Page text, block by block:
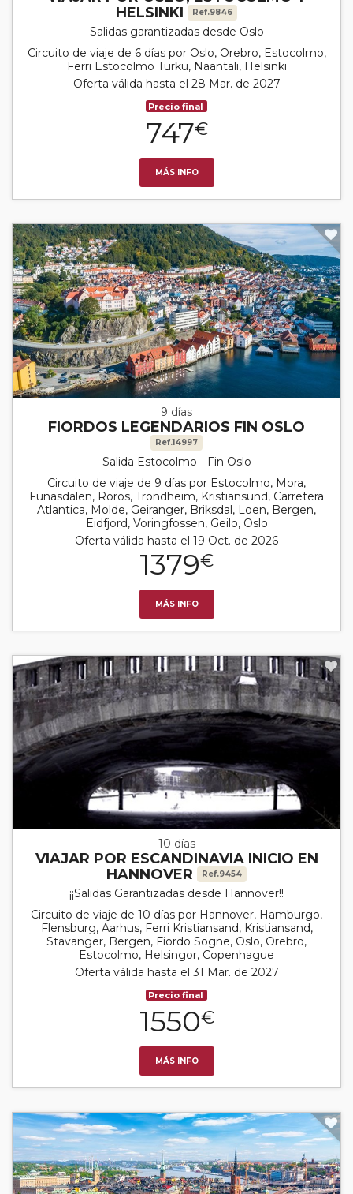
HELSINKI
Ref.9846
Salidas garantizadas desde Oslo
Circuito de viaje de 6 días por Oslo, Orebro, Estocolmo,
Ferri Estocolmo Turku, Naantali, Helsinki
Oferta válida hasta el 28 Mar. de 2027
Precio final
747€
MÁS INFO
9 días
FIORDOS LEGENDARIOS FIN OSLO
Ref.14997
Salida Estocolmo - Fin Oslo
Circuito de viaje de 9 días por Estocolmo, Mora,
Funasdalen, Roros, Trondheim, Kristiansund, Carretera
Atlantica, Molde, Geiranger, Briksdal, Loen, Bergen,
Eidfjord, Voringfossen, Geilo, Oslo
Oferta válida hasta el 19 Oct. de 2026
1379€
MÁS INFO
10 días
VIAJAR POR ESCANDINAVIA INICIO EN
HANNOVER
Ref.9454
¡¡Salidas Garantizadas desde Hannover!!
Circuito de viaje de 10 días por Hannover, Hamburgo,
Flensburg, Aarhus, Ferri Kristiansand, Kristiansand,
Stavanger, Bergen, Fiordo Sogne, Oslo, Orebro,
Estocolmo, Helsingor, Copenhague
Oferta válida hasta el 31 Mar. de 2027
Precio final
1550€
MÁS INFO